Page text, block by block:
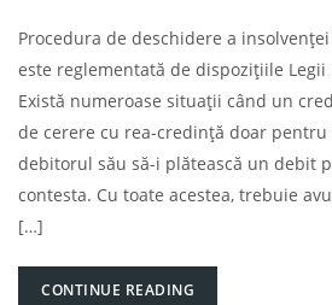
Procedura de deschidere a
este reglementată de dispozițiile
Există numeroase situații când un
de cerere cu rea-credință doar pentru
debitorul său să-i plătească un debit
contesta. Cu toate acestea, trebuie
[…]
CONTINUE READING